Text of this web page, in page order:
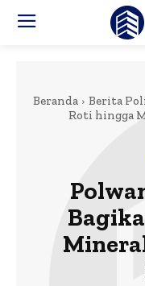
Beranda Berita
Roti hingga